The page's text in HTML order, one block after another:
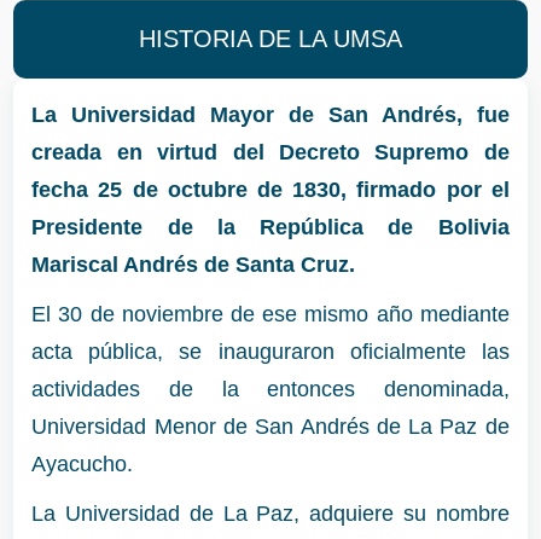
HISTORIA DE LA UMSA
La Universidad Mayor de San Andrés, fue
creada en virtud del Decreto Supremo de
fecha 25 de octubre de 1830, firmado por el
Presidente de la República de Bolivia
Mariscal Andrés de Santa Cruz.
El 30 de noviembre de ese mismo año mediante
acta pública, se inauguraron oficialmente las
actividades de la entonces denominada,
Universidad Menor de San Andrés de La Paz de
Ayacucho.
La Universidad de La Paz, adquiere su nombre